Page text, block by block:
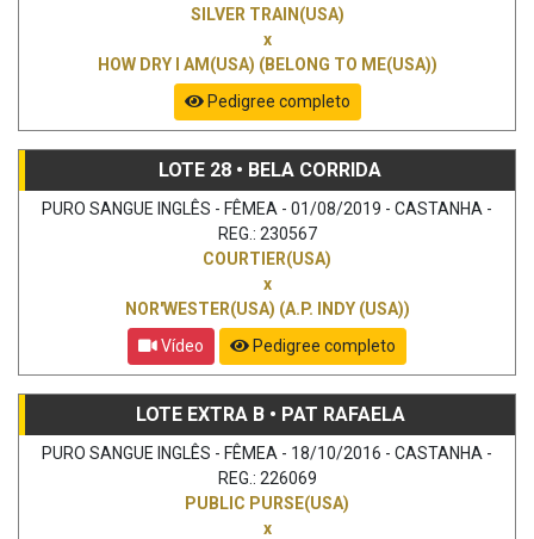
SILVER TRAIN(USA)
x
HOW DRY I AM(USA) (BELONG TO ME(USA))
Pedigree completo
LOTE 28 • BELA CORRIDA
PURO SANGUE INGLÊS - FÊMEA - 01/08/2019 - CASTANHA -
REG.: 230567
COURTIER(USA)
x
NOR'WESTER(USA) (A.P. INDY (USA))
Vídeo
Pedigree completo
LOTE EXTRA B • PAT RAFAELA
PURO SANGUE INGLÊS - FÊMEA - 18/10/2016 - CASTANHA -
REG.: 226069
PUBLIC PURSE(USA)
x